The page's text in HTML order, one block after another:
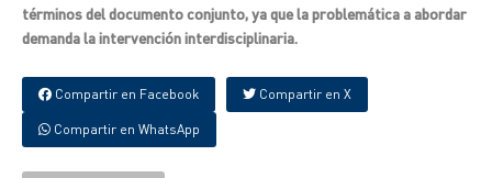
términos del documento conjunto, ya que la problemática a abordar
demanda la intervención interdisciplinaria.
Compartir en Facebook Compartir en X
Compartir en WhatsApp